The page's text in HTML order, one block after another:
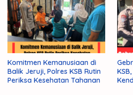
Komitmen Kemanusiaan di
Balik Jeruji, Polres KSB Rutin
Periksa Kesehatan Tahanan